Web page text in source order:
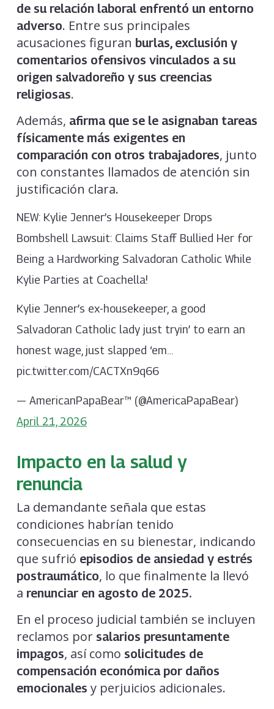
de su relación laboral enfrentó un entorno
adverso. Entre sus principales
acusaciones figuran burlas, exclusión y
comentarios ofensivos vinculados a su
origen salvadoreño y sus creencias
religiosas.
Además, afirma que se le asignaban tareas
físicamente más exigentes en
comparación con otros trabajadores, junto
con constantes llamados de atención sin
justificación clara.
NEW: Kylie Jenner’s Housekeeper Drops
Bombshell Lawsuit: Claims Staff Bullied Her for
Being a Hardworking Salvadoran Catholic While
Kylie Parties at Coachella!
Kylie Jenner’s ex-housekeeper, a good
Salvadoran Catholic lady just tryin’ to earn an
honest wage, just slapped ‘em…
pic.twitter.com/CACTXn9q66
— AmericanPapaBear™ (@AmericaPapaBear)
April 21, 2026
Impacto en la salud y
renuncia
La demandante señala que estas
condiciones habrían tenido
consecuencias en su bienestar, indicando
que sufrió episodios de ansiedad y estrés
postraumático, lo que finalmente la llevó
a renunciar en agosto de 2025.
En el proceso judicial también se incluyen
reclamos por salarios presuntamente
impagos, así como solicitudes de
compensación económica por daños
emocionales y perjuicios adicionales.